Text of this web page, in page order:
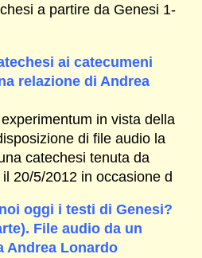
a partire da Genesi 1-
ai catecumeni
relazione di Andrea
in vista della
di file audio la
catechesi tenuta da
20/5/2012 in occasione d
oggi i testi di Genesi?
File audio da un
Andrea Lonardo